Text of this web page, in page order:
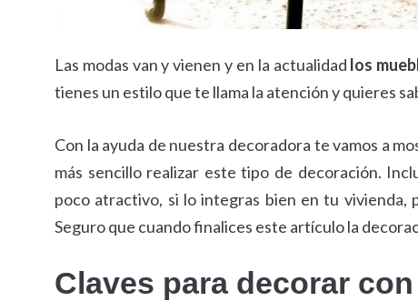
Las modas van y vienen y en la actualidad los
tienes un estilo que te llama la atención y quieres
Con la ayuda de nuestra decoradora te vamos a
más sencillo realizar este tipo de decoración.
poco atractivo, si lo integras bien en tu
Seguro que cuando finalices este artículo la
Claves para decorar